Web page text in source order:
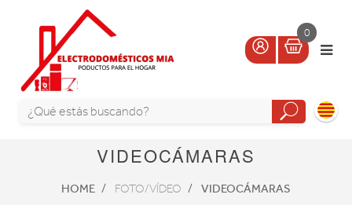
0
VIDEOCÁMARAS
HOME FOTO/VÍDEO VIDEOCÁMARAS